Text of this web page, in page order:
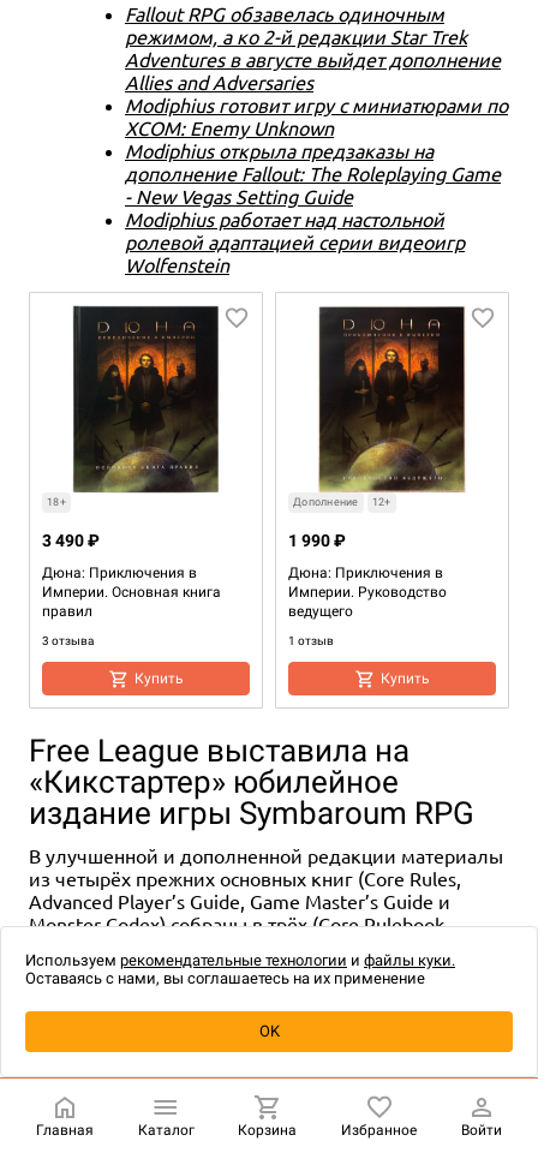
Fallout RPG обзавелась одиночным
режимом, а ко 2-й редакции Star Trek
Adventures в августе выйдет дополнение
Allies and Adversaries
Modiphius готовит игру с миниатюрами по
XCOM: Enemy Unknown
Modiphius открыла предзаказы на
дополнение Fallout: The Roleplaying Game
- New Vegas Setting Guide
Modiphius работает над настольной
ролевой адаптацией серии видеоигр
Wolfenstein
18+
Дюна: Приключения в
Империи. Основная книга
правил
3 отзыва
3 490 ₽
Купить
Дополнение 12+
Дюна: Приключения в
Империи. Руководство
ведущего
1 отзыв
1 990 ₽
Купить
120-240 14+
Звёздный путь: Приключения
в космосе. Стартовый набор
2 590 ₽
Купить
14+
Звёздный путь: Приключения
в космосе. Книга основных
6 900 ₽
Free League выставила на
«Кикстартер» юбилейное
издание игры Symbaroum RPG
В улучшенной и дополненной редакции материалы
из четырёх прежних основных книг (Core Rules,
Advanced Player’s Guide, Game Master’s Guide и
Monster Codex) собраны в трёх (Core Rulebook,
Также к ним прилагается пара путеводителей:
в Davokar & Ambria — Darkness Rising собраны
до того разрозненные кусочки сведений об
основном месте действия, а в City States of
Vendilyn — A Ravaged Realm описан ещё один
регион игрового мира.
Страница крауд-кампании, стартовавшей
Главная Каталог Корзина Избранное Войти
Используем рекомендательные технологии и файлы куки.
Оставаясь с нами, вы соглашаетесь на их применение
OK